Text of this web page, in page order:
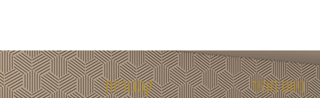
ניווט מהיר קטגוריות